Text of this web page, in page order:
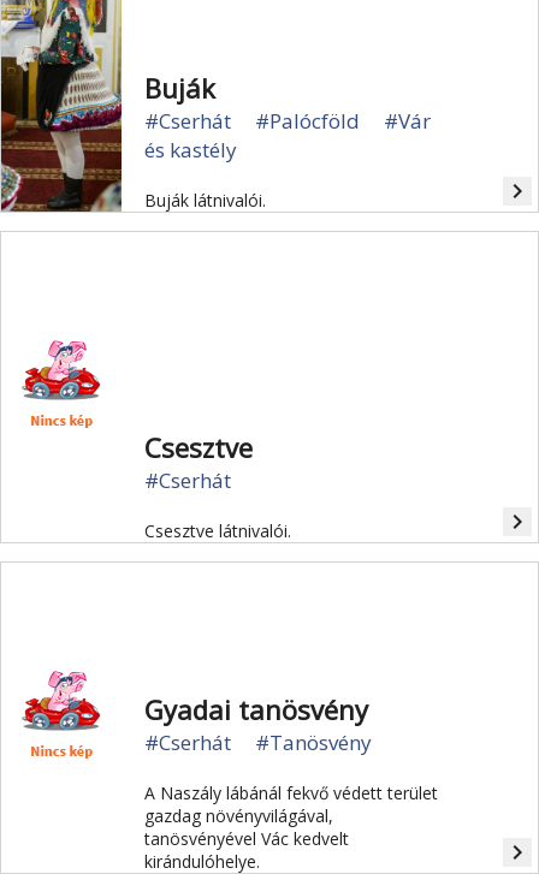
Buják
#Cserhát #Palócföld
#Vár
és kastély
Buják látnivalói. navigate_next
Csesztve
#Cserhát
Csesztve látnivalói. navigate_next
Gyadai tanösvény
#Cserhát #Tanösvény
A Naszály lábánál fekvő védett terület
gazdag növényvilágával,
tanösvényével Vác kedvelt
kirándulóhelye.
navigate_next